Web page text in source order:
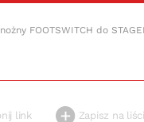
FOOTSWITCH do
link Zapisz na